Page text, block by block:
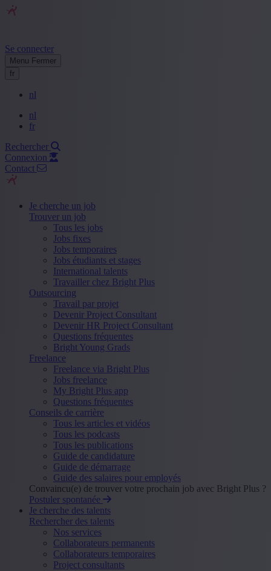
Se connecter
Menu Fermer
fr
nl
nl
fr
Rechercher
Connexion
Contact
Je cherche un job
Trouver un job
Tous les jobs
Jobs fixes
Jobs temporaires
Jobs étudiants et stages
International talents
Travailler chez Bright Plus
Outsourcing
Travail par projet
Devenir Project Consultant
Devenir HR Project Consultant
Questions fréquentes
Bright Young Grads
Freelance
Freelance via Bright Plus
Jobs freelance
My Bright Plus app
Questions fréquentes
Conseils de carrière
Tous les articles et vidéos
Tous les podcasts
Tous les publications
Guide de candidature
Guide de démarrage
Guide des salaires pour employés
Convaincu(e) de trouver votre prochain job avec Bright Plus ?
Postuler spontanée
Je cherche des talents
Rechercher des talents
Nos services
Collaborateurs permanents
Collaborateurs temporaires
Project consultants